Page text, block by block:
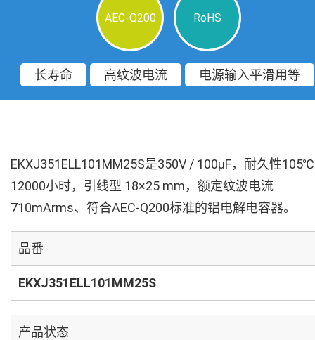
AEC-Q200 RoHS
长寿命 高纹波电流 电源输入平滑用等
EKXJ351ELL101MM25S是350V / 100µF，耐久性105℃
12000小时，引线型 18×25 mm，额定纹波电流
710mArms、符合AEC-Q200标准的铝电解电容器。
品番
EKXJ351ELL101MM25S
产品状态